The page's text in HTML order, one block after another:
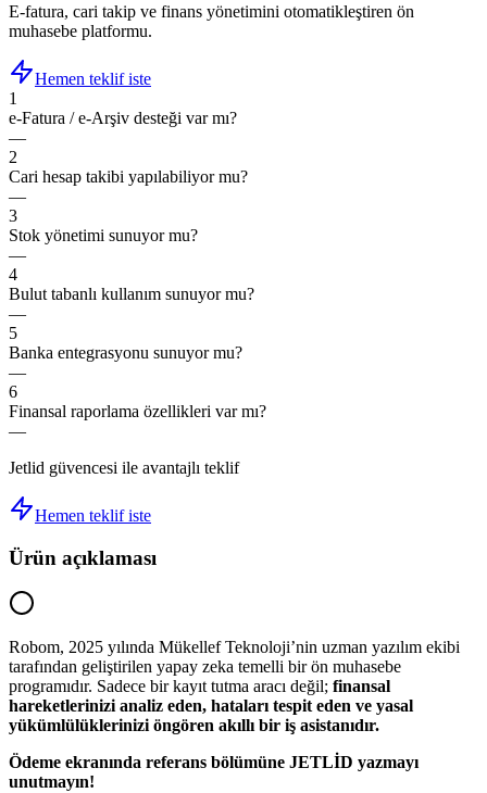
E-fatura, cari takip ve finans yönetimini otomatikleştiren ön
muhasebe platformu.
Hemen teklif iste
1
e-Fatura / e-Arşiv desteği var mı?
—
2
Cari hesap takibi yapılabiliyor mu?
—
3
Stok yönetimi sunuyor mu?
—
4
Bulut tabanlı kullanım sunuyor mu?
—
5
Banka entegrasyonu sunuyor mu?
—
6
Finansal raporlama özellikleri var mı?
—
Jetlid güvencesi ile avantajlı teklif
Hemen teklif iste
Ürün açıklaması
Robom, 2025 yılında Mükellef Teknoloji’nin uzman yazılım ekibi
tarafından geliştirilen yapay zeka temelli bir ön muhasebe
programıdır. Sadece bir kayıt tutma aracı değil; finansal
hareketlerinizi analiz eden, hataları tespit eden ve yasal
yükümlülüklerinizi öngören akıllı bir iş asistanıdır.
Ödeme ekranında referans bölümüne JETLİD yazmayı
unutmayın!